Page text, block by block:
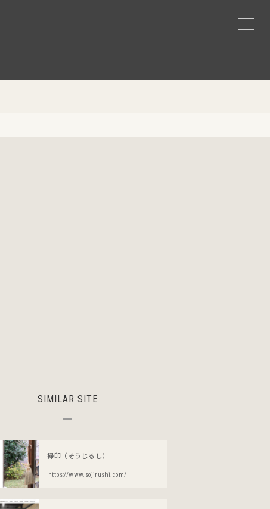
SIMILAR SITE
掃印（そうじるし）
https://www.sojirushi.com/